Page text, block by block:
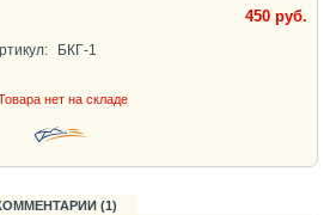
450 руб.
БКГ-1
нет на складе
(1)